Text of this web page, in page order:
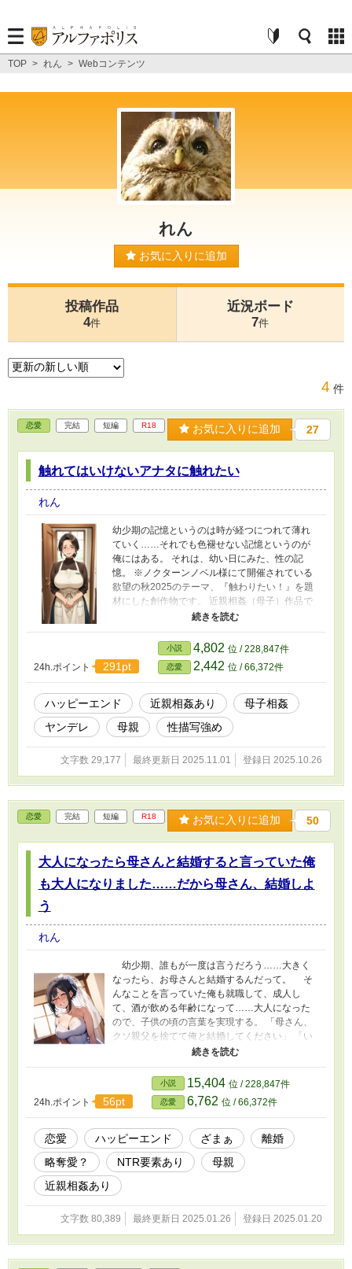
TOP > れん > Webコンテンツ
れん
お気に入りに追加
投稿作品
4件
近況ボード
7件
4 件
恋愛 完結 短編 R18 お気に入りに追加 27
触れてはいけないアナタに触れたい
れん
幼少期の記憶というのは時が経つにつれて薄れ
ていく……それでも色褪せない記憶というのが
俺にはある。 それは、幼い日にみた、性の記
憶。 ※ノクターンノベル様にて開催されている
欲望の秋2025のテーマ、『触わりたい！』を題
材にした創作物です。 近親相姦（母子）作品で
す。 性描写、近親相姦描写を含みます。 この話
物は全員成人済みで架空の存在です。 過度な突
っ込みや現実的にありえないというコメントは
お控えください。 執筆完了。全7話予約投稿済
み。3万文字未満。11/1まで1話ずつ19時50分投
稿。
24h.ポイント 291pt
小説 4,802 位 / 228,847件
恋愛 2,442 位 / 66,372件
ハッピーエンド 近親相姦あり
母子相姦
ヤンデレ
母親 性描写強め
文字数 29,177 最終更新日 2025.11.01 登録日 2025.10.26
恋愛 完結 短編 R18 お気に入りに追加 50
大人になったら母さんと結婚すると言っていた俺
も大人になりました……だから母さん、結婚しよ
う
れん
幼少期、誰もが一度は言うだろう……大きく
なったら、お母さんと結婚するんだって。 そ
んなことを言っていた俺も就職して、成人し
て、酒が飲める年齢になって……大人になった
ので、子供の頃の言葉を実現する。 「母さん、
クソ親父を捨てて俺と結婚してください」 「い
や、あなた、私達血の繋がった母子でし
この作品はオリジナルの息子が父親から母親を
奪う話です。近親相姦描写、略奪、性描写を含
みます。 理不尽な強奪系ではありません。
女性（母）を幸せにするためにその夫（父）か
ら略奪するという手段を用いているため、ＮＴ
Ｒタグを使用しています。 きちんと行動して
口説いて好感度を稼いで落としています。女性
に対して暴力をふるったり、弱みにつけ込んで
脅迫する（不貞行為したのは例外）といった理
不尽に幸せカップルを崩壊させるためには使用
していません。 飲酒する描写がありますが、
登場人物は全員成人済みです。 花言葉、カク
テル言葉は筆者が調べた物を使用しています。
サイトによって解釈の違いがあるため、それを
24h.ポイント 56pt
小説 15,404 位 / 228,847件
恋愛 6,762 位 / 66,372件
恋愛 ハッピーエンド ざまぁ
離婚
略奪愛？
NTR要素あり
母親
近親相姦あり
文字数 80,389 最終更新日 2025.01.26 登録日 2025.01.20